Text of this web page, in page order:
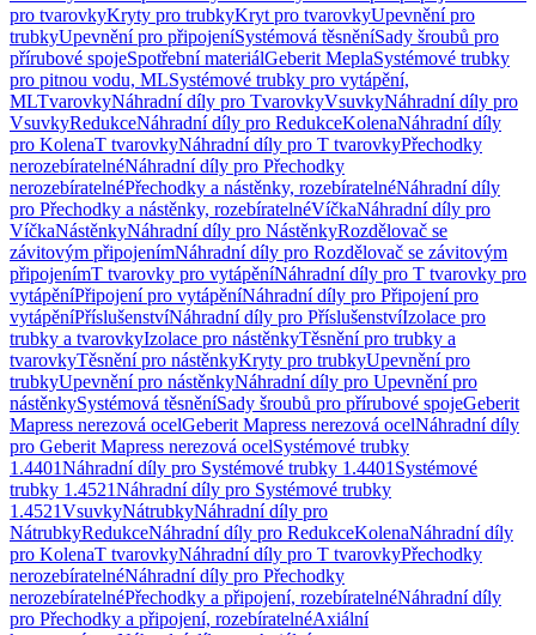
pro tvarovkyKryty pro trubkyKryt pro tvarovkyUpevnění pro
trubkyUpevnění pro připojeníSystémová těsněníSady šroubů pro
přírubové spojeSpotřební materiálGeberit MeplaSystémové trubky
pro pitnou vodu, MLSystémové trubky pro vytápění,
MLTvarovkyNáhradní díly pro TvarovkyVsuvkyNáhradní díly pro
VsuvkyRedukceNáhradní díly pro RedukceKolenaNáhradní díly
pro KolenaT tvarovkyNáhradní díly pro T tvarovkyPřechodky
nerozebíratelnéNáhradní díly pro Přechodky
nerozebíratelnéPřechodky a nástěnky, rozebíratelnéNáhradní díly
pro Přechodky a nástěnky, rozebíratelnéVíčkaNáhradní díly pro
VíčkaNástěnkyNáhradní díly pro NástěnkyRozdělovač se
závitovým připojenímNáhradní díly pro Rozdělovač se závitovým
připojenímT tvarovky pro vytápěníNáhradní díly pro T tvarovky pro
vytápěníPřipojení pro vytápěníNáhradní díly pro Připojení pro
vytápěníPříslušenstvíNáhradní díly pro PříslušenstvíIzolace pro
trubky a tvarovkyIzolace pro nástěnkyTěsnění pro trubky a
tvarovkyTěsnění pro nástěnkyKryty pro trubkyUpevnění pro
trubkyUpevnění pro nástěnkyNáhradní díly pro Upevnění pro
nástěnkySystémová těsněníSady šroubů pro přírubové spojeGeberit
Mapress nerezová ocelGeberit Mapress nerezová ocelNáhradní díly
pro Geberit Mapress nerezová ocelSystémové trubky
1.4401Náhradní díly pro Systémové trubky 1.4401 Systémové
trubky 1.4521Náhradní díly pro Systémové trubky
1.4521VsuvkyNátrubkyNáhradní díly pro
NátrubkyRedukceNáhradní díly pro RedukceKolenaNáhradní díly
pro KolenaT tvarovkyNáhradní díly pro T tvarovkyPřechodky
nerozebíratelnéNáhradní díly pro Přechodky
nerozebíratelnéPřechodky a připojení, rozebíratelnéNáhradní díly
pro Přechodky a připojení, rozebíratelnéAxiální